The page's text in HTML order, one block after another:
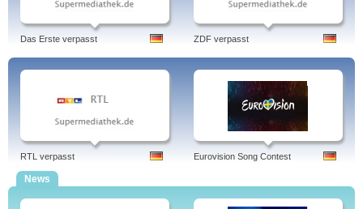
Das Erste verpasst ZDF verpasst
RTL verpasst Eurovision Song Contest
News